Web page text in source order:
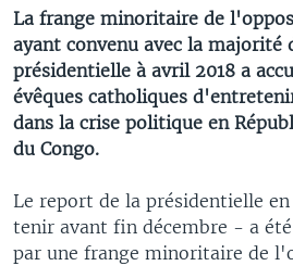
La frange minoritaire de
ayant convenu avec la majorité
présidentielle à avril 2018 a
évêques catholiques
dans la crise politique en
du Congo.
Le report de la présidentielle
tenir avant fin décembre - a
par une frange minoritaire de